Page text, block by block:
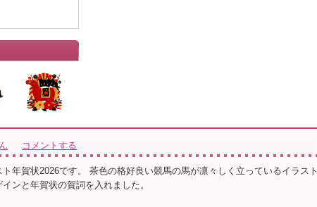
コメントする
年賀状2026です。 茶色の格好良い競馬の馬が凛々しく立っているイラスト
ンと年賀状の賀詞を入れました。